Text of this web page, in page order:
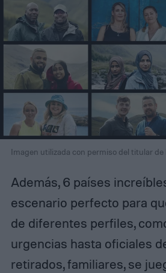
Imagen utilizada con permiso del titular
Además, 6 países
escenario perfecto para
de diferentes perfiles,
urgencias hasta oficiales
retirados, familiares, se